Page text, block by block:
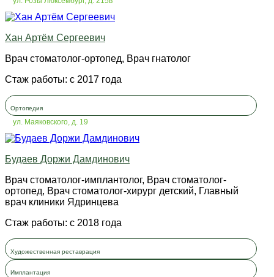
Хан Артём Сергеевич
Врач стоматолог-ортопед, Врач гнатолог
Стаж работы: с 2017 года
Ортопедия
ул. Маяковского, д. 19
Будаев Доржи Дамдинович
Врач стоматолог-имплантолог, Врач стоматолог-
ортопед, Врач стоматолог-хирург детский, Главный
врач клиники Ядринцева
Стаж работы: с 2018 года
Художественная реставрация
Имплантация